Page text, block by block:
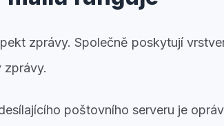
zprávy. Společně poskytují
zprávy.
poštovního serveru je